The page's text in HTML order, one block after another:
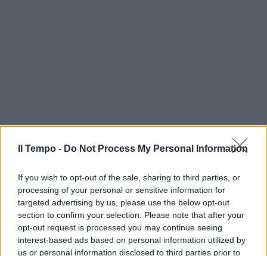
Il Tempo - Do Not Process My Personal Information
If you wish to opt-out of the sale, sharing to third parties, or
processing of your personal or sensitive information for
targeted advertising by us, please use the below opt-out
section to confirm your selection. Please note that after your
opt-out request is processed you may continue seeing
interest-based ads based on personal information utilized by
us or personal information disclosed to third parties prior to